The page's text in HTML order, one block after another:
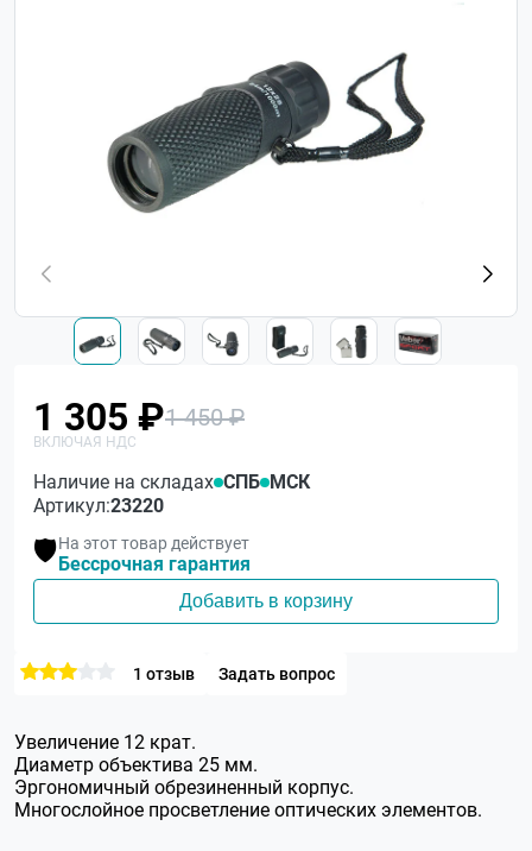
1 305 ₽1 450 ₽
Наличие на складах СПБ МСК
Артикул:23220
🛡️На этот товар действует
Бессрочная гарантия
Добавить в корзину
1 отзыв Задать вопрос
Увеличение 12 крат.
Диаметр объектива 25 мм.
Эргономичный обрезиненный корпус.
Многослойное просветление оптических элементов.